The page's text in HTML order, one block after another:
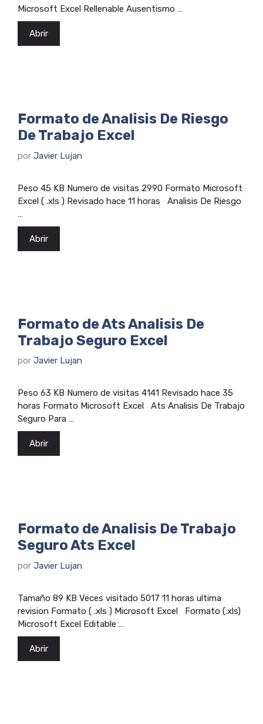
Microsoft Excel Rellenable Ausentismo …
Abrir
Formato de Analisis De Riesgo
De Trabajo Excel
por Javier Lujan
Peso 45 KB Numero de visitas 2990 Formato Microsoft
Excel ( .xls ) Revisado hace 11 horas Analisis De Riesgo
…
Abrir
Formato de Ats Analisis De
Trabajo Seguro Excel
por Javier Lujan
Peso 63 KB Numero de visitas 4141 Revisado hace 35
horas Formato Microsoft Excel Ats Analisis De Trabajo
Seguro Para …
Abrir
Formato de Analisis De Trabajo
Seguro Ats Excel
por Javier Lujan
Tamaño 89 KB Veces visitado 5017 11 horas ultima
revision Formato ( .xls ) Microsoft Excel Formato (.xls)
Microsoft Excel Editable …
Abrir